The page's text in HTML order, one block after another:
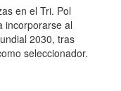
en el Tri. Pol
incorporarse al
2030, tras
seleccionador.